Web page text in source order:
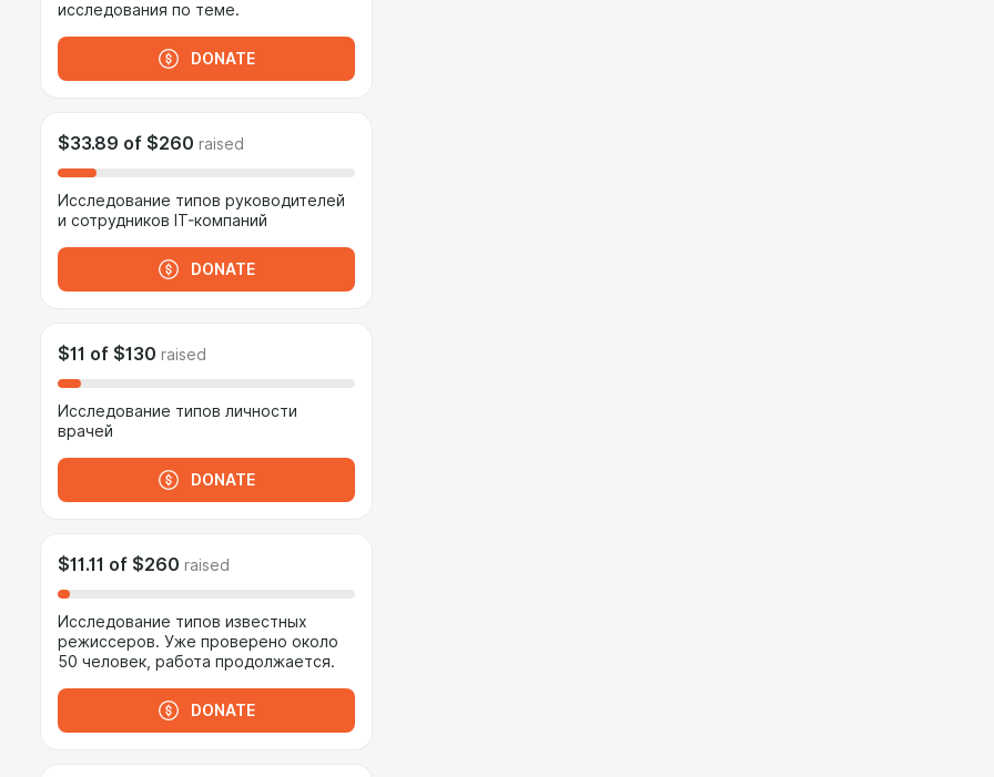
исследования по теме.
DONATE
$33.89 of $260 raised
Исследование типов руководителей
и сотрудников IT-компаний
DONATE
$11 of $130 raised
Исследование типов личности
врачей
DONATE
$11.11 of $260 raised
Исследование типов известных
режиссеров. Уже проверено около
50 человек, работа продолжается.
DONATE